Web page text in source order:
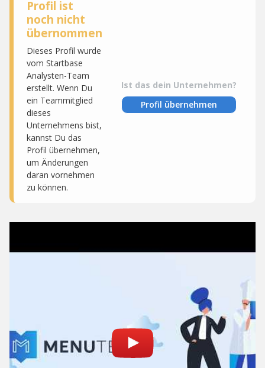
Profil ist
noch nicht
übernommen
Dieses Profil wurde
vom Startbase
Analysten-Team
erstellt. Wenn Du
ein Teammitglied
dieses
Unternehmens bist,
kannst Du das
Profil übernehmen,
um Änderungen
daran vornehmen
zu können.
Ist das dein Unternehmen?
Profil übernehmen